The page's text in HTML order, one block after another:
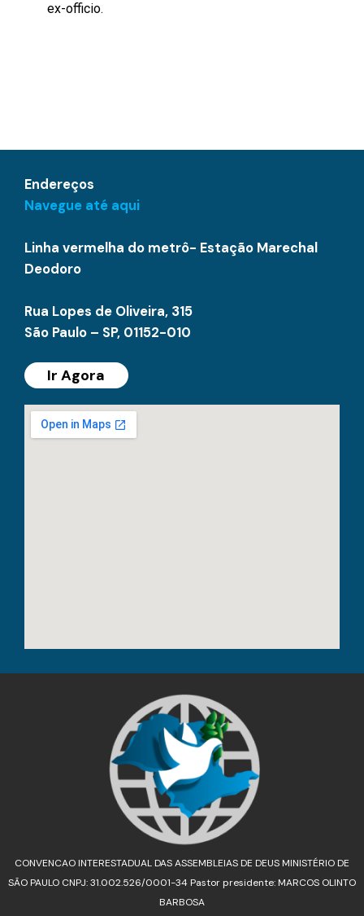
ex-officio.
Endereços
Navegue até aqui
Linha vermelha do metrô- Estação Marechal
Deodoro
Rua Lopes de Oliveira, 315
São Paulo – SP, 01152-010
Ir Agora
CONVENCAO INTERESTADUAL DAS ASSEMBLEIAS DE DEUS MINISTÉRIO DE
SÃO PAULO CNPJ: 31.002.526/0001-34 Pastor presidente: MARCOS OLINTO
BARBOSA